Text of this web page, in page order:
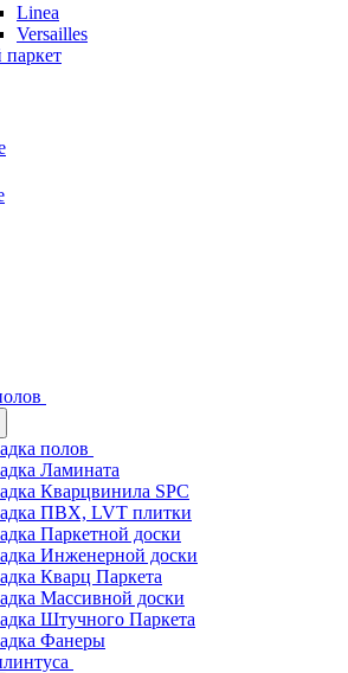
Linea
Versailles
полов
Ламината
Кварцвинила SPC
ПВХ, LVT плитки
Паркетной доски
Инженерной доски
Кварц Паркета
Массивной доски
Штучного Паркета
Фанеры